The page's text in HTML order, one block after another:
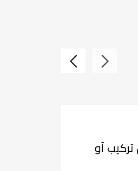
أو